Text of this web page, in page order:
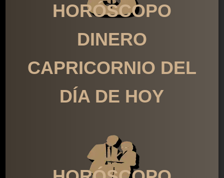
HORÓSCOPO
DINERO
CAPRICORNIO DEL
DÍA DE HOY